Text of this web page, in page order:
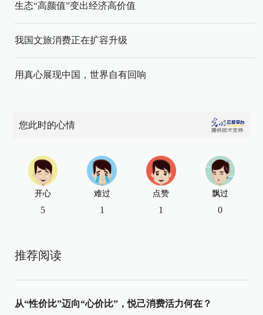
生态“高颜值”变出经济高价值
我国文旅消费正在扩容升级
用真心展现中国，世界自有回响
您此时的心情
开心
5
难过
1
点赞
1
飘过
0
推荐阅读
从“性价比”迈向“心价比”，悦己消费活力何在？